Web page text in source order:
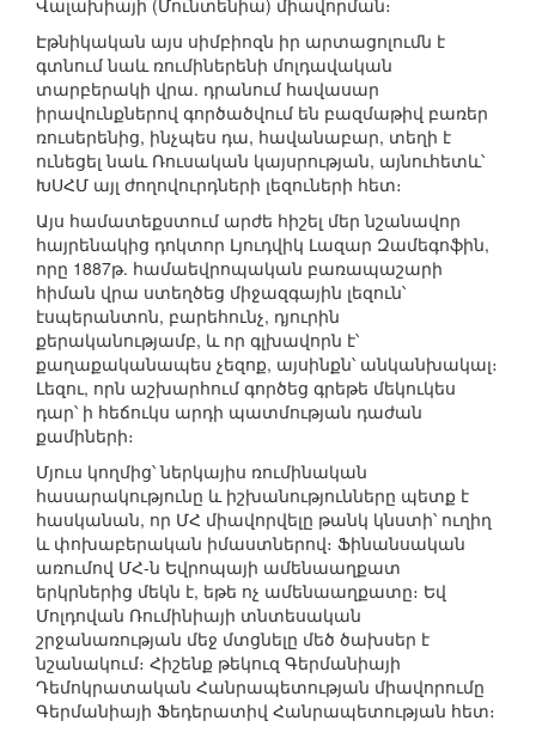
Վալախիայի (Մունտենիա) միավորման։
Էթնիկական այս սիմբիոզն իր արտացոլումն է
գտնում նաև ռումիներենի մոլդավական
տարբերակի վրա. դրանում հավասար
իրավունքներով գործածվում են բազմաթիվ բառեր
ռուսերենից, ինչպես դա, հավանաբար, տեղի է
ունեցել նաև Ռուսական կայսրության, այնուհետև՝
ԽՍՀՄ այլ ժողովուրդների լեզուների հետ։
Այս համատեքստում արժե հիշել մեր նշանավոր
հայրենակից դոկտոր Լյուդվիկ Լազար Զամեգոֆին,
որը 1887թ. համաեվրոպական բառապաշարի
հիման վրա ստեղծեց միջազգային լեզուն՝
էսպերանտոն, բարեհունչ, դյուրին
քերականությամբ, և որ գլխավորն է՝
քաղաքականապես չեզոք, այսինքն՝ անկանխակալ։
Լեզու, որն աշխարհում գործեց գրեթե մեկուկես
դար՝ ի հեճուկս արդի պատմության դաժան
քամիների։
Մյուս կողմից՝ ներկայիս ռումինական
հասարակությունը և իշխանությունները պետք է
հասկանան, որ ՄՀ միավորվելը թանկ կնստի՝ ուղիղ
և փոխաբերական իմաստներով։ Ֆինանսական
առումով ՄՀ-ն Եվրոպայի ամենաաղքատ
երկրներից մեկն է, եթե ոչ ամենաաղքատը։ Եվ
Մոլդովան Ռումինիայի տնտեսական
շրջանառության մեջ մտցնելը մեծ ծախսեր է
նշանակում։ Հիշենք թեկուզ Գերմանիայի
Դեմոկրատական Հանրապետության միավորումը
Գերմանիայի Ֆեդերատիվ Հանրապետության հետ։